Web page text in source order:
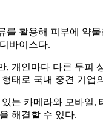
를 활용해 피부에 약
바이스다.
, 개인마다 다른 두피
태로 국내 중견 기
는 카메라와 모바일
해결할 수 있다.